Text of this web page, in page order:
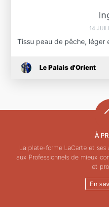
14
Tissu peau de pêche, léger
Le Palais d'Orient
À
La plate-forme LaCarte et
aux Professionnels de mieux
et
En